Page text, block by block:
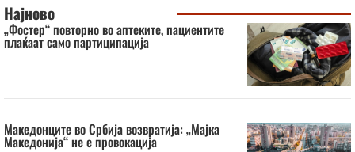
Најново
„Фостер“ повторно во аптеките, пациентите
плаќаат само партиципација
Македонците во Србија возвратија: „Мајка
Македонија“ не е провокација